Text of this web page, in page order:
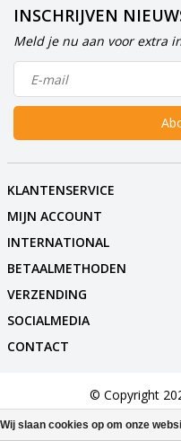
INSCHRIJVEN
Meld je nu aan voor extra
KLANTENSERVICE
MIJN ACCOUNT
INTERNATIONAL
BETAALMETHODEN
VERZENDING
SOCIALMEDIA
CONTACT
© Copyright
Wij slaan cookies op om onze